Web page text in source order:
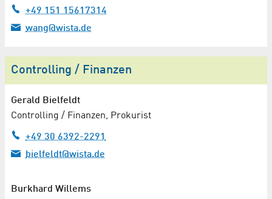
+49 151 15617314
wang@wista.de
Controlling / Finanzen
Gerald Bielfeldt
Controlling / Finanzen, Prokurist
+49 30 6392-2291
bielfeldt@wista.de
Burkhard Willems